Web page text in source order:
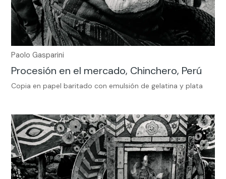
Paolo Gasparini
Procesión en el mercado, Chinchero, Perú
Copia en papel baritado con emulsión de gelatina y plata